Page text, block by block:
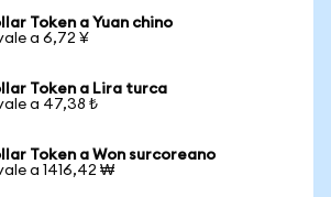
Token a Yuan chino
a 6,72 ¥
Token a Lira turca
a 47,38 ₺
Token a Won surcoreano
a 1416,42 ₩